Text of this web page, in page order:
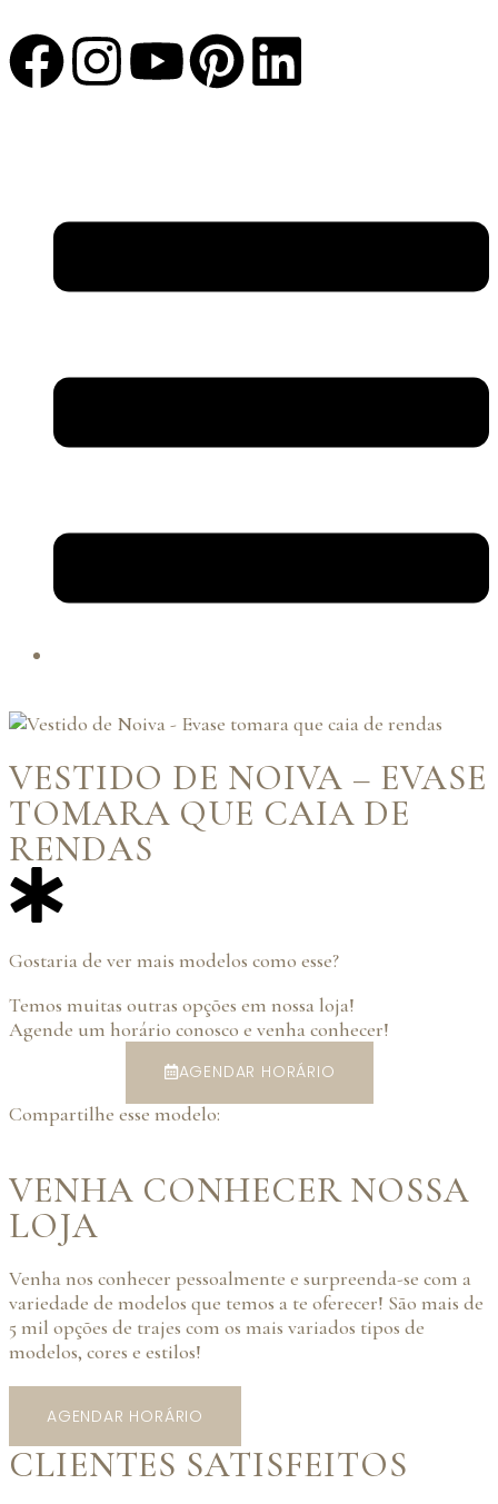
VESTIDO DE NOIVA – EVASE
TOMARA QUE CAIA DE
RENDAS
Gostaria de ver mais modelos como esse?
Temos muitas outras opções em nossa loja!
Agende um horário conosco e venha conhecer!
AGENDAR HORÁRIO
Compartilhe esse modelo:
VENHA CONHECER NOSSA
LOJA
Venha nos conhecer pessoalmente e surpreenda-se com a
variedade de modelos que temos a te oferecer! São mais de
5 mil opções de trajes com os mais variados tipos de
modelos, cores e estilos!
AGENDAR HORÁRIO
CLIENTES SATISFEITOS